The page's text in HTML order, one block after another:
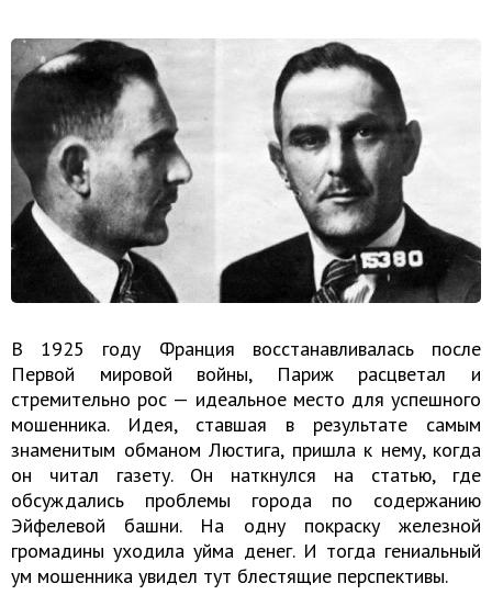
В 1925 году Франция восстанавливалась после
Первой мировой войны, Париж расцветал и
стремительно рос — идеальное место для успешного
мошенника. Идея, ставшая в результате самым
знаменитым обманом Люстига, пришла к нему, когда
он читал газету. Он наткнулся на статью, где
обсуждались проблемы города по содержанию
Эйфелевой башни. На одну покраску железной
громадины уходила уйма денег. И тогда гениальный
ум мошенника увидел тут блестящие перспективы.